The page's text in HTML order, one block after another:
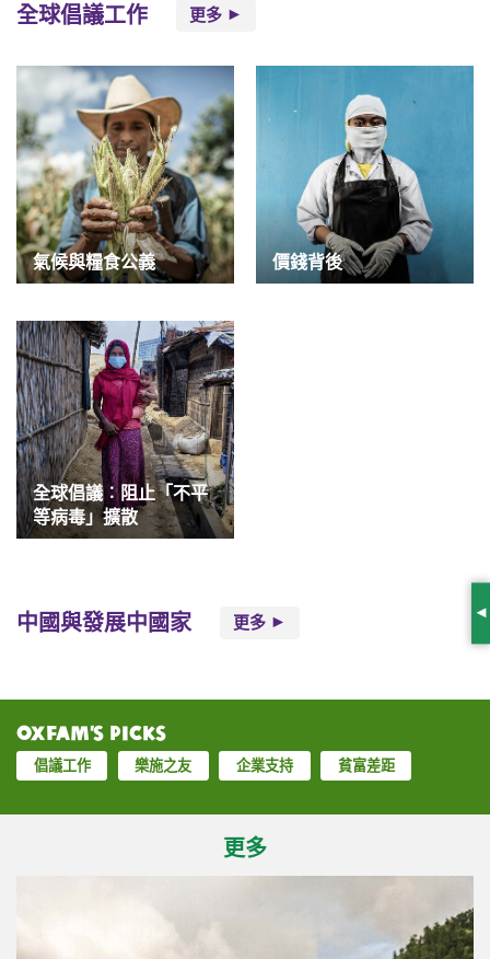
全球倡議工作 更多
氣候與糧食公義 價錢背後
全球倡議︰阻止「不平
等病毒」擴散
中國與發展中國家 更多
Oxfam’s Picks
倡議工作 樂施之友 企業支持 貧富差距
更多